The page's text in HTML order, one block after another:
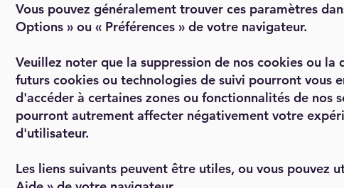
Vous pouvez généralement trouver ces paramètres
Options » ou « Préférences » de votre navigateur.
Veuillez noter que la suppression de nos cookies ou la
futurs cookies ou technologies de suivi pourront vous
d'accéder à certaines zones ou fonctionnalités de nos
pourront autrement affecter négativement votre
d'utilisateur.
Les liens suivants peuvent être utiles, ou vous pouvez